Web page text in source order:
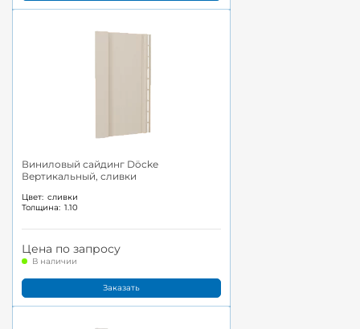
Виниловый сайдинг Döcke
Вертикальный, сливки
Цвет: сливки
Толщина: 1.10
Цена по запросу
В наличии
Заказать